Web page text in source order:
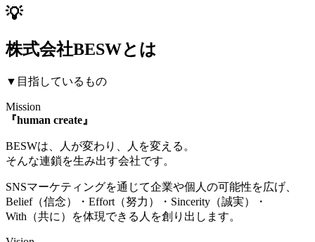
💡
株式会社BESWとは
▼目指しているもの
Mission
『human create』
BESWは、人が変わり、人を変える。
そんな連鎖を生み出す会社です。
SNSマーケティングを通じて企業や個人の可能性を広げ、
Belief（信念）・Effort（努力）・Sincerity（誠実）・
With（共に）を体現できる人を創り出します。